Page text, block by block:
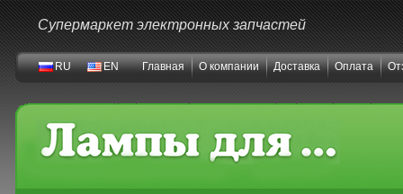
Супермаркет электронных запчастей
RU EN Главная О компании Доставка Оплата